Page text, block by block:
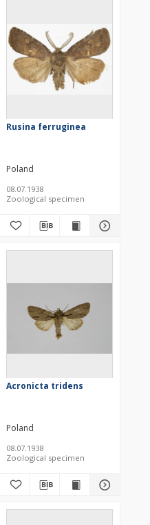
Rusina ferruginea
Poland
08.07.1938
Zoological specimen
Acronicta tridens
Poland
08.07.1938
Zoological specimen